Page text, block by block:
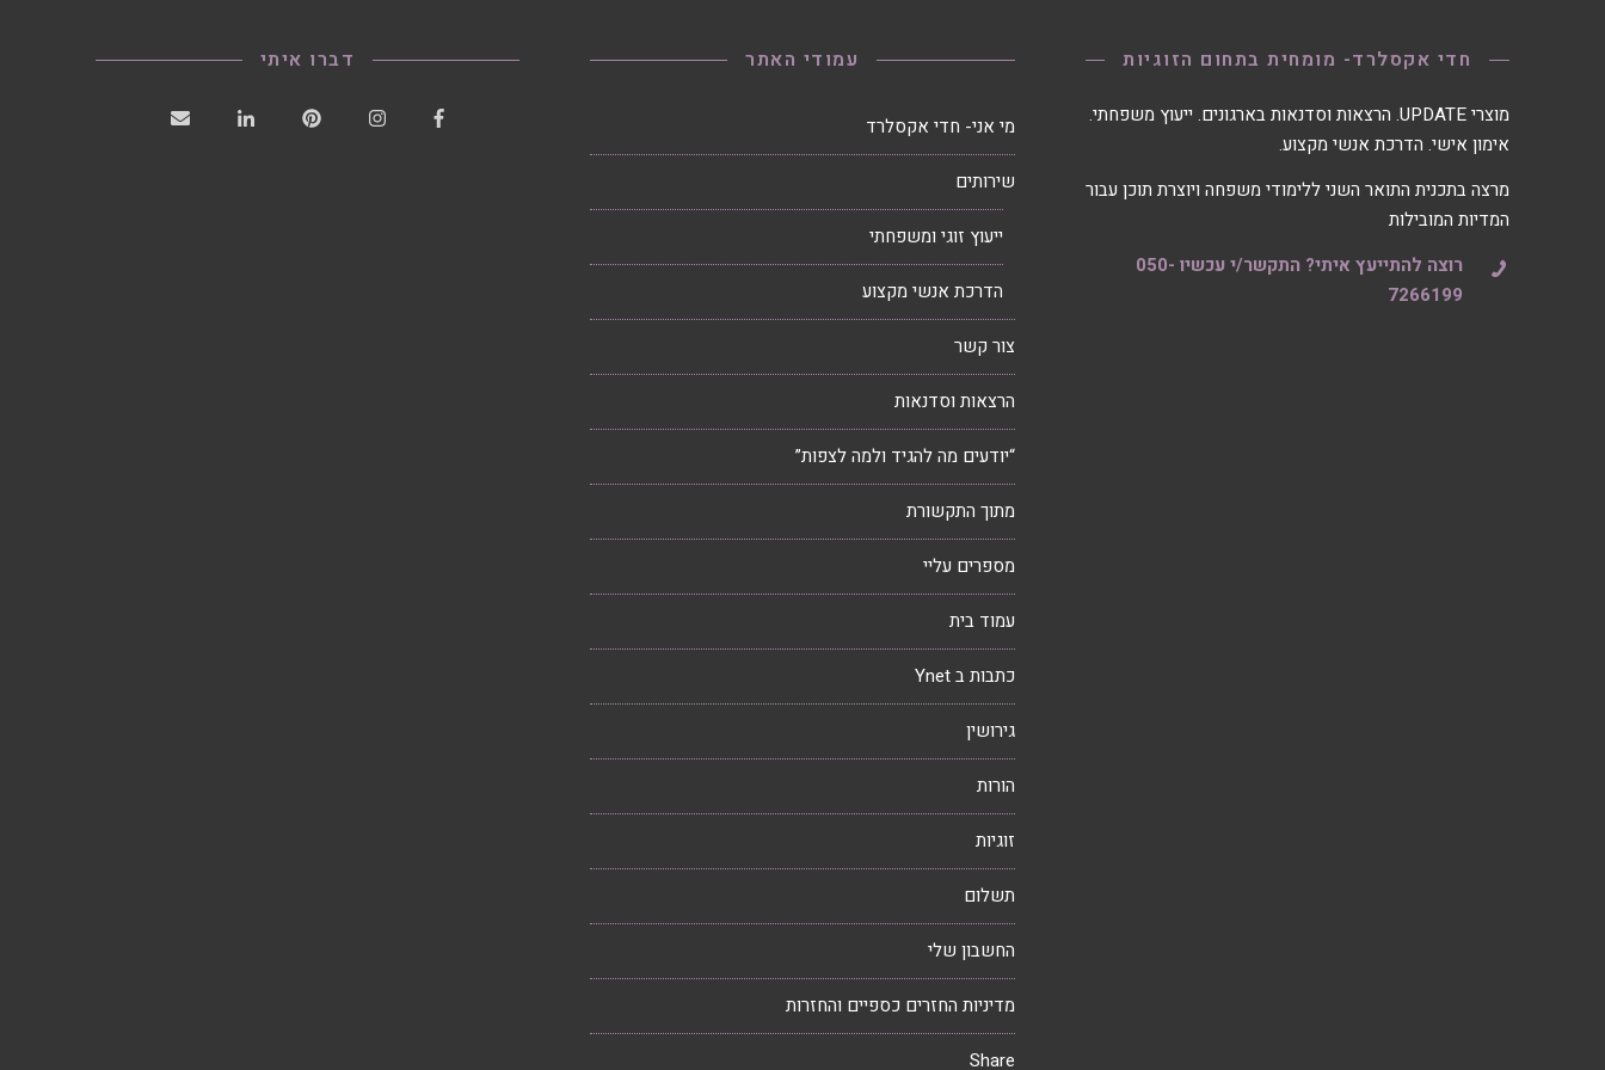
דברו איתי עמודי האתר
מי אני- חדי אקסלרד
שירותים
ייעוץ זוגי ומשפחתי
הדרכת אנשי מקצוע
צור קשר
הרצאות וסדנאות
“יודעים מה להגיד ולמה לצפות”
מתוך התקשורת
מספרים עליי
עמוד בית
כתבות ב Ynet
גירושין
הורות
זוגיות
תשלום
החשבון שלי
מדיניות החזרים כספיים והחזרות
Share
חדי אקסלרד- מומחית בתחום הזוגיות
מוצרי UPDATE. הרצאות וסדנאות בארגונים. ייעוץ משפחתי.
אימון אישי. הדרכת אנשי מקצוע.
מרצה בתכנית התואר השני ללימודי משפחה ויוצרת תוכן עבור
המדיות המובילות
רוצה להתייעץ איתי? התקשר/י עכשיו 050-
7266199